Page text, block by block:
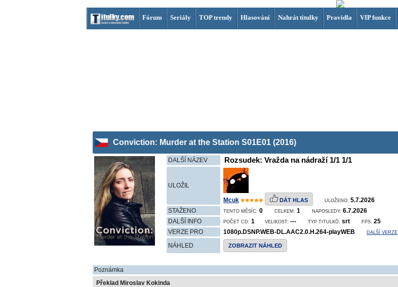
Fórum Seriály TOP trendy Hlasování Nahrát titulky Pravidla VIP funkce
Conviction: Murder at the Station S01E01 (2016)
DALŠÍ NÁZEV Rozsudek: Vražda na nádraží 1/1 1/1
ULOŽIL
Mcuk DÁT HLAS ULOŽENO: 5.7.2026
STAŽENO
TENTO MĚSÍC: 0 CELKEM: 1 NAPOSLEDY: 6.7.2026
DALŠÍ INFO
POČET CD: 1 VELIKOST: --- TYP TITULKŮ: srt FPS: 25
VERZE PRO
1080p.DSNP.WEB-DL.AAC2.0.H.264-playWEB DALŠÍ VERZE
NÁHLED ZOBRAZIT NÁHLED
Poznámka
Překlad Miroslav Kokinda